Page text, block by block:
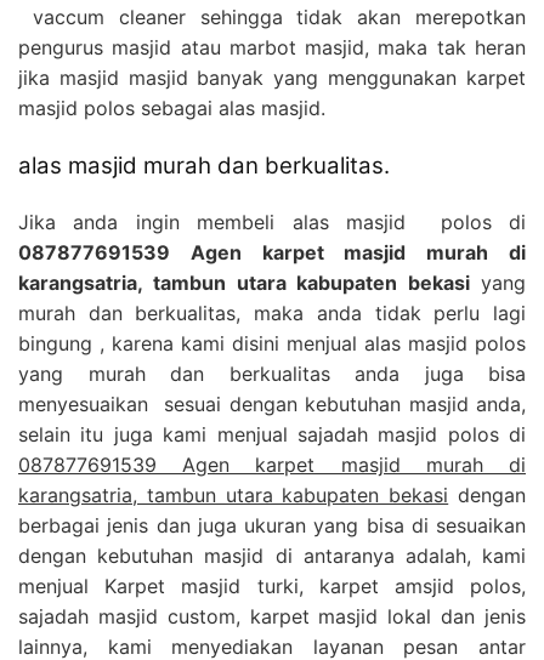
vaccum cleaner sehingga tidak akan merepotkan
pengurus masjid atau marbot masjid, maka tak heran
jika masjid masjid banyak yang menggunakan karpet
masjid polos sebagai alas masjid.
alas masjid murah dan berkualitas.
Jika anda ingin membeli alas masjid polos di
087877691539 Agen karpet masjid murah di
karangsatria, tambun utara kabupaten bekasi yang
murah dan berkualitas, maka anda tidak perlu lagi
bingung , karena kami disini menjual alas masjid polos
yang murah dan berkualitas anda juga bisa
menyesuaikan sesuai dengan kebutuhan masjid anda,
selain itu juga kami menjual sajadah masjid polos di
087877691539 Agen karpet masjid murah di
karangsatria, tambun utara kabupaten bekasi dengan
berbagai jenis dan juga ukuran yang bisa di sesuaikan
dengan kebutuhan masjid di antaranya adalah, kami
menjual Karpet masjid turki, karpet amsjid polos,
sajadah masjid custom, karpet masjid lokal dan jenis
lainnya, kami menyediakan layanan pesan antar